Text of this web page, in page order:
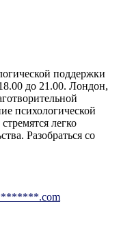
поддержки
до 21.00. Лондон,
психологической
легко
Разобраться со